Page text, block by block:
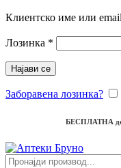
Клиентско име или
Лозинка *
Најави се
Заборавена лозинка?
БЕСПЛАТНА